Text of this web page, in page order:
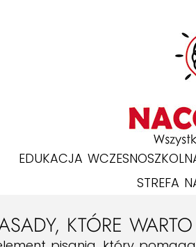
EDUKACJA
STREFA
KTÓRE